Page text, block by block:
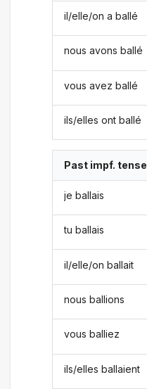
il/elle/on a ballé
nous avons ballé
vous avez ballé
ils/elles ont ballé
Past impf. tense
je ballais
tu ballais
il/elle/on ballait
nous ballions
vous balliez
ils/elles ballaient